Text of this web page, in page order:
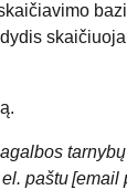
paštu[email